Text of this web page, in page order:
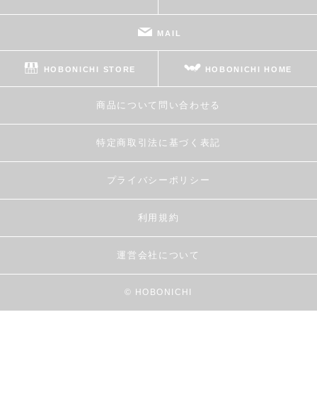
MAIL
HOBONICHI STORE HOBONICHI HOME
商品について問い合わせる
特定商取引法に基づく表記
プライバシーポリシー
利用規約
運営会社について
© HOBONICHI